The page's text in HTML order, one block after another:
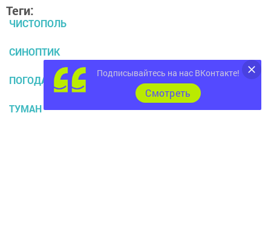
Теги:
ЧИСТОПОЛЬ
СИНОПТИК
ПОГОДА
ТУМАН
Подписывайтесь на нас ВКонтакте!
Cмотреть